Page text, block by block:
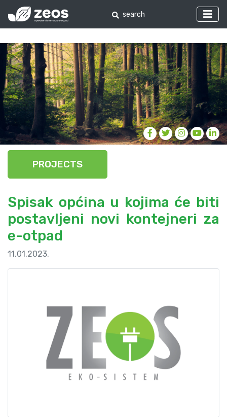
PROJECTS
Spisak općina u kojima će biti
postavljeni novi kontejneri za
e-otpad
11.01.2023.